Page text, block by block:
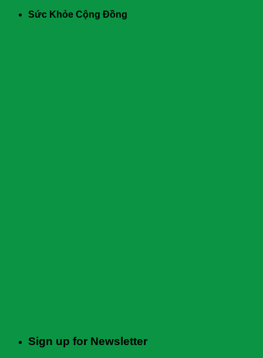
Skip
Sức Khỏe Cộng Đồng
Sign up for Newsletter